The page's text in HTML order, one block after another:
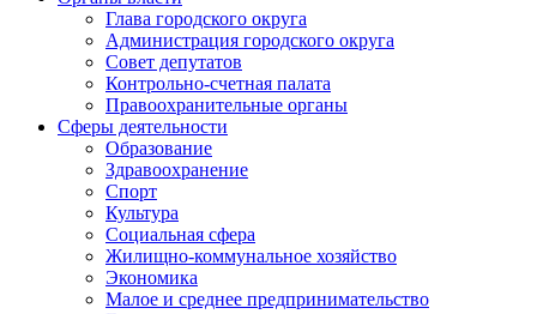
Глава городского округа
Администрация городcкого округа
Совет депутатов
Контрольно-счетная палата
Правоохранительные органы
Сферы деятельности
Образование
Здравоохранение
Спорт
Культура
Социальная сфера
Жилищно-коммунальное хозяйство
Экономика
Малое и среднее предпринимательство